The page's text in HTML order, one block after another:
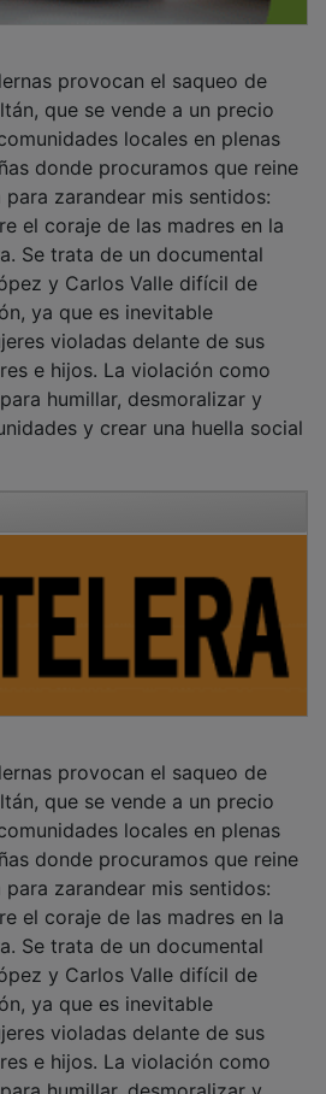
que se vende a un precio
locales en plenas
donde procuramos que reine
zarandear mis sentidos:
el coraje de las madres en la
Se trata de un documental
y Carlos Valle difícil de
ya que es inevitable
violadas delante de sus
e hijos. La violación como
humillar, desmoralizar y
y crear una huella social
que se vende a un precio
locales en plenas
donde procuramos que reine
zarandear mis sentidos:
el coraje de las madres en la
Se trata de un documental
y Carlos Valle difícil de
ya que es inevitable
violadas delante de sus
e hijos. La violación como
humillar, desmoralizar y